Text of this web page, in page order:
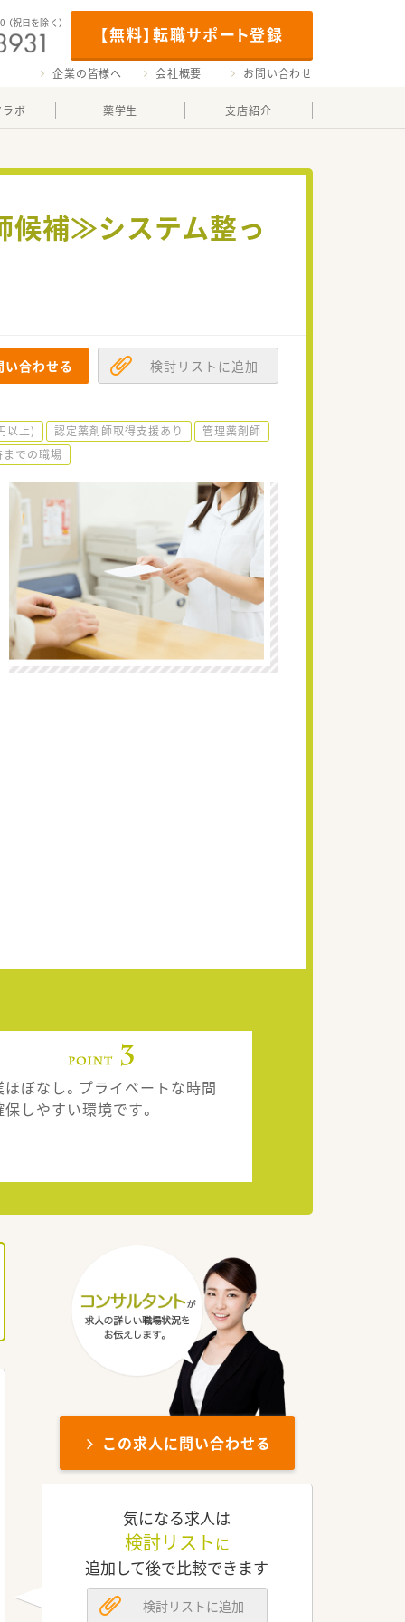
【無料】転職サポート登録
（祝日を除く）
企業の皆様へ 会社概要 お問い合わせ
ボ 薬学生 支店紹介
候補≫システム整っ
い合わせる 検討リストに追加
以上) 認定薬剤師取得支援あり
管理薬剤師
での職場
ほぼなし。プライベートな時間
保しやすい環境です。
この求人に問い合わせる
気になる求人は
検討リスト に
追加して後で比較できます
検討リストに追加